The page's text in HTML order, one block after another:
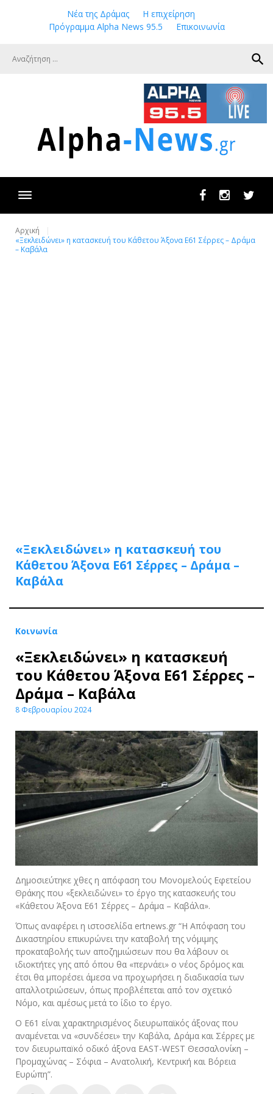
Νέα της Δράμας
Η επιχείρηση
Πρόγραμμα Alpha News 95.5
Επικοινωνία
search
FacebookInstagram
Αρχική
«Ξεκλειδώνει» η κατασκευή του Κάθετου Άξονα Ε61 Σέρρες – Δράμα
– Καβάλα
«Ξεκλειδώνει» η κατασκευή του
Κάθετου Άξονα Ε61 Σέρρες – Δράμα –
Καβάλα
Κοινωνία
«Ξεκλειδώνει» η κατασκευή
του Κάθετου Άξονα Ε61 Σέρρες –
Δράμα – Καβάλα
8 Φεβρουαρίου 2024
Δημοσιεύτηκε χθες η απόφαση του Μονομελούς Εφετείου
Θράκης που «ξεκλειδώνει» το έργο της κατασκευής του
«Κάθετου Άξονα Ε61 Σέρρες – Δράμα – Καβάλα».
Όπως αναφέρει η ιστοσελίδα ertnews.gr “Η Απόφαση του
Δικαστηρίου επικυρώνει την καταβολή της νόμιμης
προκαταβολής των αποζημιώσεων που θα λάβουν οι
ιδιοκτήτες γης από όπου θα «περνάει» ο νέος δρόμος και
έτσι θα μπορέσει άμεσα να προχωρήσει η διαδικασία των
απαλλοτριώσεων, όπως προβλέπεται από τον σχετικό
Νόμο, και αμέσως μετά το ίδιο το έργο.
Ο Ε61 είναι χαρακτηρισμένος διευρωπαϊκός άξονας που
αναμένεται να «συνδέσει» την Καβάλα, Δράμα και Σέρρες με
τον διευρωπαïκό οδικό άξονα EAST-WEST Θεσσαλονίκη –
Προμαχώνας – Σόφια – Ανατολική, Κεντρική και Βόρεια
Ευρώπη”.